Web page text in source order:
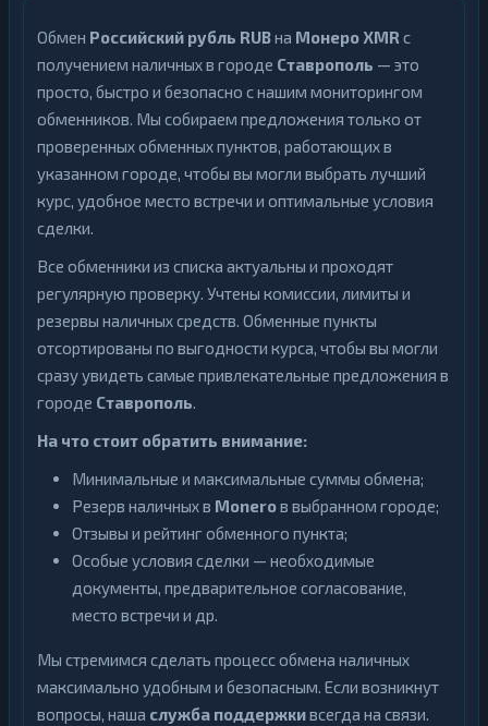
Обмен Российский рубль RUBна Монеро XMR с
получением наличных в городе Ставрополь — это
просто, быстро и безопасно с нашим мониторингом
обменников. Мы собираем предложения только от
проверенных обменных пунктов, работающих в
указанном городе, чтобы вы могли выбрать лучший
курс, удобное место встречи и оптимальные условия
сделки.
Все обменники из списка актуальны и проходят
регулярную проверку. Учтены комиссии, лимиты и
резервы наличных средств. Обменные пункты
отсортированы по выгодности курса, чтобы вы могли
сразу увидеть самые привлекательные предложения в
городе Ставрополь.
На что стоит обратить внимание:
Минимальные и максимальные суммы обмена;
Резерв наличных в Moneroв выбранном городе;
Отзывы и рейтинг обменного пункта;
Особые условия сделки — необходимые
документы, предварительное согласование,
место встречи и др.
Мы стремимся сделать процесс обмена наличных
максимально удобным и безопасным. Если возникнут
вопросы, наша служба поддержкивсегда на связи.